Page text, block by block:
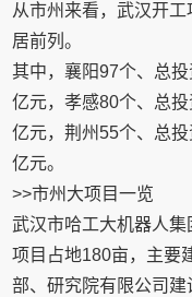
从市州来看，武汉开
居前列。
其中，襄阳97个、总
亿元，孝感80个、总
亿元，荆州55个、总
亿元。
>>市州大项目一览
武汉市哈工大机器人
项目占地180亩，主要
部、研究院有限公司